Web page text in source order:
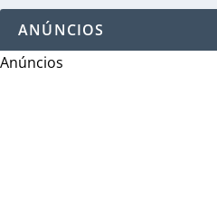
ANÚNCIOS
Anúncios